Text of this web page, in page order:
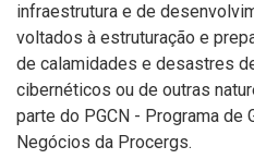
infraestrutura e de
voltados à estruturação e
de calamidades e desastres
cibernéticos ou de outras
parte do PGCN - Programa de
Negócios da Procergs.